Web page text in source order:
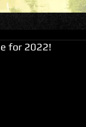
for 2022!